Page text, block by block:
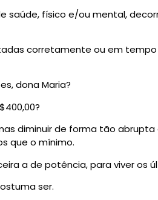
saúde, físico e/ou mental,
corretamente ou em
dona Maria?
diminuir de forma tão
que o mínimo.
a de potência, para viver os
ser.